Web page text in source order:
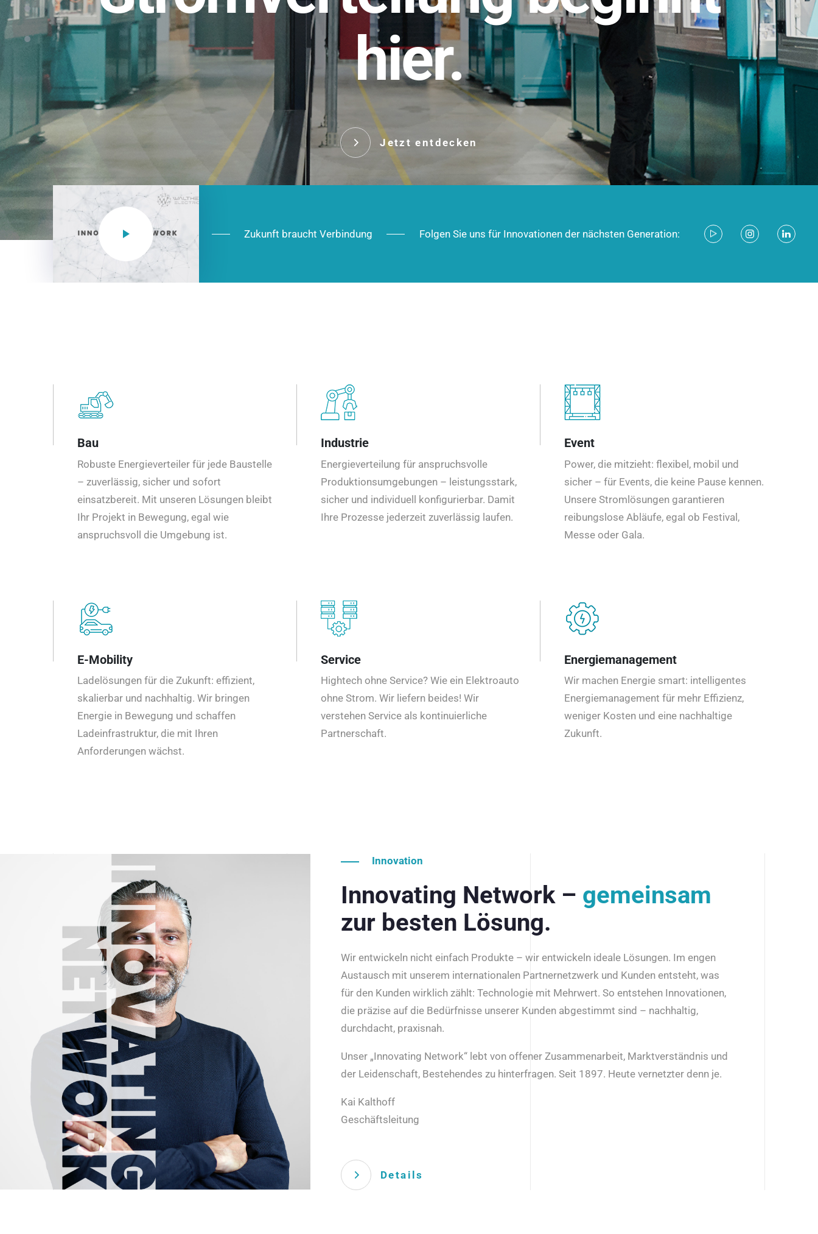
hier.
Jetzt entdecken
NEO CEE: Energieverteilung mit System. Robust im Alltag,
effizient in der Installation, zukunftsfähig im Ausbau.
Das innovative Stecksystem für industrielle Anwendungen –
robust, IP-geschützt und zukunftsfähig.
Jetzt entdecken
Zukunft braucht Verbindung Folgen Sie uns für Innovationen der nächsten Generation:
Bau
Robuste Energieverteiler für jede Baustelle
– zuverlässig, sicher und sofort
einsatzbereit. Mit unseren Lösungen bleibt
Ihr Projekt in Bewegung, egal wie
anspruchsvoll die Umgebung ist.
Industrie
Energieverteilung für anspruchsvolle
Produktionsumgebungen – leistungsstark,
sicher und individuell konfigurierbar. Damit
Ihre Prozesse jederzeit zuverlässig laufen.
Event
Power, die mitzieht: flexibel, mobil und
sicher – für Events, die keine Pause kennen.
Unsere Stromlösungen garantieren
reibungslose Abläufe, egal ob Festival,
Messe oder Gala.
E-Mobility
Ladelösungen für die Zukunft: effizient,
skalierbar und nachhaltig. Wir bringen
Energie in Bewegung und schaffen
Ladeinfrastruktur, die mit Ihren
Anforderungen wächst.
Service
Hightech ohne Service? Wie ein Elektroauto
ohne Strom. Wir liefern beides! Wir
verstehen Service als kontinuierliche
Partnerschaft.
Energiemanagement
Wir machen Energie smart: intelligentes
Energiemanagement für mehr Effizienz,
weniger Kosten und eine nachhaltige
Zukunft.
Innovation
Innovating Network – gemeinsam
zur besten Lösung.
Wir entwickeln nicht einfach Produkte – wir entwickeln ideale Lösungen. Im engen
Austausch mit unserem internationalen Partnernetzwerk und Kunden entsteht, was
für den Kunden wirklich zählt: Technologie mit Mehrwert. So entstehen Innovationen,
die präzise auf die Bedürfnisse unserer Kunden abgestimmt sind – nachhaltig,
durchdacht, praxisnah.
Unser „Innovating Network“ lebt von offener Zusammenarbeit, Marktverständnis und
der Leidenschaft, Bestehendes zu hinterfragen. Seit 1897. Heute vernetzter denn je.
Kai Kalthoff
Geschäftsleitung
Details